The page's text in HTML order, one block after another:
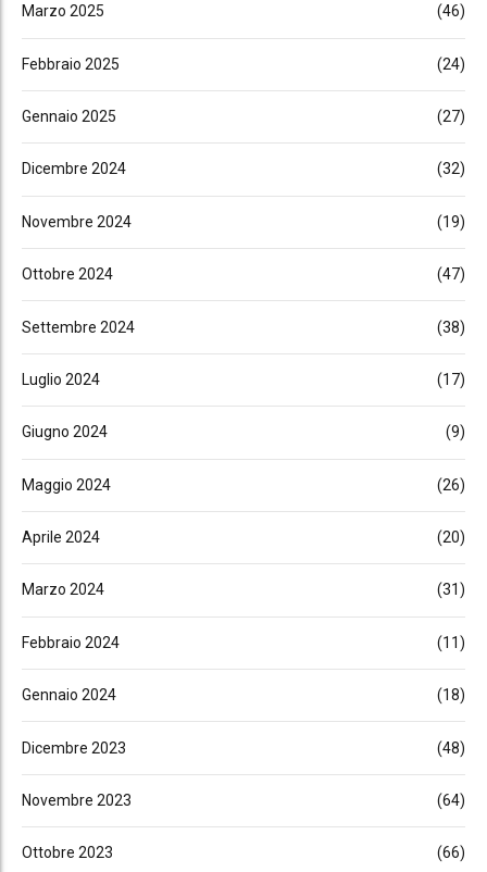
Marzo 2025 (46)
Febbraio 2025 (24)
Gennaio 2025 (27)
Dicembre 2024 (32)
Novembre 2024 (19)
Ottobre 2024 (47)
Settembre 2024 (38)
Luglio 2024 (17)
Giugno 2024 (9)
Maggio 2024 (26)
Aprile 2024 (20)
Marzo 2024 (31)
Febbraio 2024 (11)
Gennaio 2024 (18)
Dicembre 2023 (48)
Novembre 2023 (64)
Ottobre 2023 (66)